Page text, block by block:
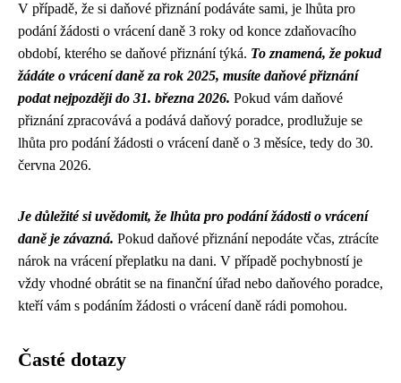
V případě, že si daňové přiznání podáváte sami, je lhůta pro
podání žádosti o vrácení daně 3 roky od konce zdaňovacího
období, kterého se daňové přiznání týká. To znamená, že pokud
žádáte o vrácení daně za rok 2025, musíte daňové přiznání
podat nejpozději do 31. března 2026. Pokud vám daňové
přiznání zpracovává a podává daňový poradce, prodlužuje se
lhůta pro podání žádosti o vrácení daně o 3 měsíce, tedy do 30.
června 2026.
Je důležité si uvědomit, že lhůta pro podání žádosti o vrácení
daně je závazná. Pokud daňové přiznání nepodáte včas, ztrácíte
nárok na vrácení přeplatku na dani. V případě pochybností je
vždy vhodné obrátit se na finanční úřad nebo daňového poradce,
kteří vám s podáním žádosti o vrácení daně rádi pomohou.
Časté dotazy